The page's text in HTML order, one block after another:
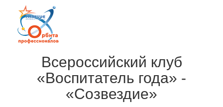
Всероссийский клуб
«Воспитатель года» -
«Созвездие»